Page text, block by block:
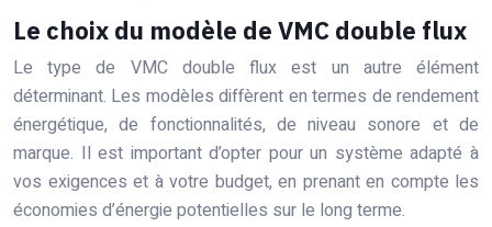
Le choix du modèle de VMC double flux
Le type de VMC double flux est un autre élément
déterminant. Les modèles diffèrent en termes de rendement
énergétique, de fonctionnalités, de niveau sonore et de
marque. Il est important d’opter pour un système adapté à
vos exigences et à votre budget, en prenant en compte les
économies d’énergie potentielles sur le long terme.